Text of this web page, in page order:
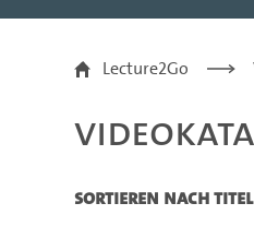
Lecture2Go
Sortieren nach Titel